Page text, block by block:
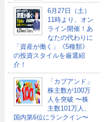
6月27日（土）
11時より、オン
ライン開催！あ
なたの代わりに
「資産が働く」《5種類》
の投資スタイルを厳選紹
介！
「カブアンド」
株主数が100万
人を突破 〜株
主数101万人、
国内第6位にランクイン〜